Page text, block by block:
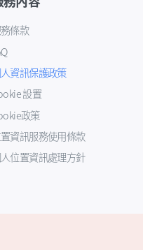
條款
資訊保護政策
設置
政策
資訊服務使用條款
位置資訊處理方針